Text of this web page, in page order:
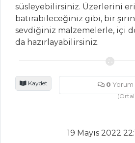
Patlıcan Soslu
Levrek
İzmarit
Buğulama
Tüm Tarifleri
süsleyebilirsiniz. Üzerlerini
batırabileceğiniz gibi, bir
sevdiğiniz malzemelerle, içi
da hazırlayabilirsiniz.
Kaydet 0 Yorum
19 Mayıs 2022